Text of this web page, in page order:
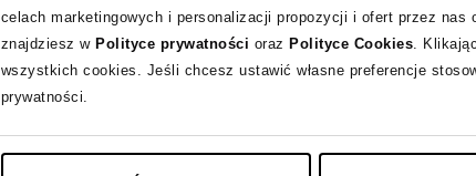
celach marketingowych i personalizacji propozycji i ofert przez nas
znajdziesz w Polityce prywatności oraz Polityce Cookies .
wszystkich cookies. Jeśli chcesz ustawić własne preferencje
prywatności.